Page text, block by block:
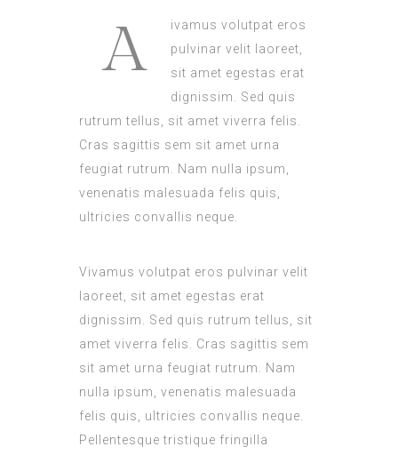
A
ivamus volutpat eros
pulvinar velit laoreet,
sit amet egestas erat
dignissim. Sed quis
rutrum tellus, sit amet viverra felis.
Cras sagittis sem sit amet urna
feugiat rutrum. Nam nulla ipsum,
venenatis malesuada felis quis,
ultricies convallis neque.
Vivamus volutpat eros pulvinar velit
laoreet, sit amet egestas erat
dignissim. Sed quis rutrum tellus, sit
amet viverra felis. Cras sagittis sem
sit amet urna feugiat rutrum. Nam
nulla ipsum, venenatis malesuada
felis quis, ultricies convallis neque.
Pellentesque tristique fringilla